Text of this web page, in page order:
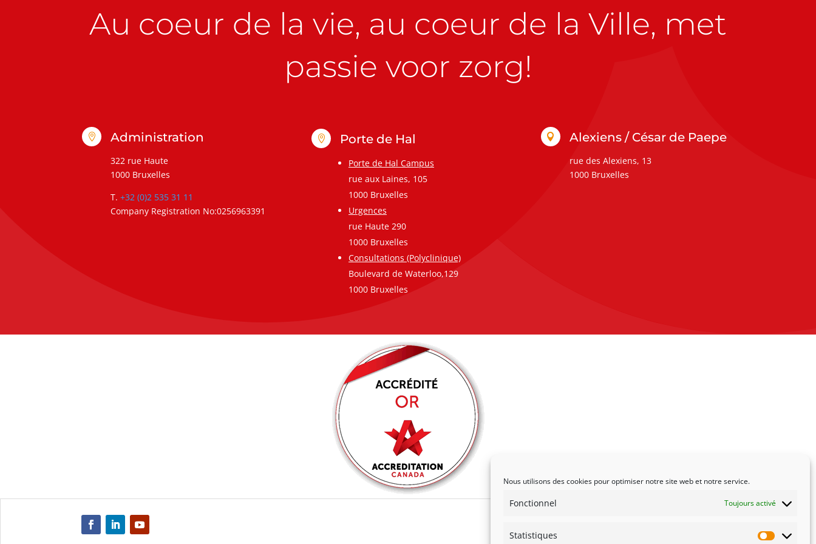
Nous utilisons des cookies pour optimiser notre site web et notre service.
Fonctionnel Toujours activé
Statistiques
Au coeur de la vie, au coeur de la Ville, met
passie voor zorg!
 Administration
322 rue Haute
1000 Bruxelles
T. +32 (0)2 535 31 11
Company Registration No:0256963391
 Porte de Hal
Porte de Hal Campus
rue aux Laines, 105
1000 Bruxelles
Urgences
rue Haute 290
1000 Bruxelles
Consultations (Polyclinique)
Boulevard de Waterloo,129
1000 Bruxelles
 Alexiens / César de Paepe
rue des Alexiens, 13
1000 Bruxelles